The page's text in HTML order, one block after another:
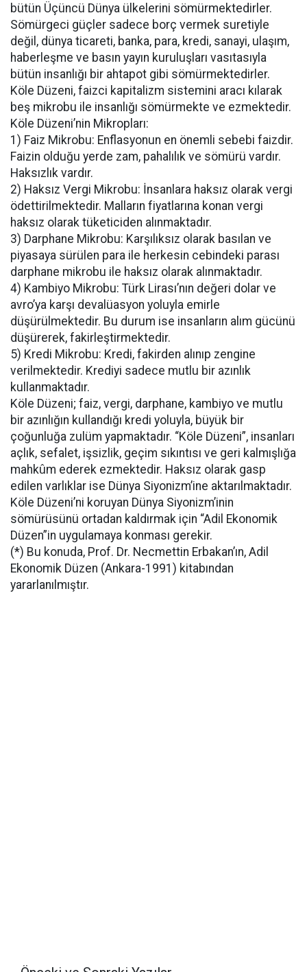
bütün Üçüncü Dünya ülkelerini sömürmektedirler.
Sömürgeci güçler sadece borç vermek suretiyle
değil, dünya ticareti, banka, para, kredi, sanayi, ulaşım,
haberleşme ve basın yayın kuruluşları vasıtasıyla
bütün insanlığı bir ahtapot gibi sömürmektedirler.
Köle Düzeni, faizci kapitalizm sistemini aracı kılarak
beş mikrobu ile insanlığı sömürmekte ve ezmektedir.
Köle Düzeni’nin Mikropları:
1) Faiz Mikrobu: Enflasyonun en önemli sebebi faizdir.
Faizin olduğu yerde zam, pahalılık ve sömürü vardır.
Haksızlık vardır.
2) Haksız Vergi Mikrobu: İnsanlara haksız olarak vergi
ödettirilmektedir. Malların fiyatlarına konan vergi
haksız olarak tüketiciden alınmaktadır.
3) Darphane Mikrobu: Karşılıksız olarak basılan ve
piyasaya sürülen para ile herkesin cebindeki parası
darphane mikrobu ile haksız olarak alınmaktadır.
4) Kambiyo Mikrobu: Türk Lirası’nın değeri dolar ve
avro’ya karşı devalüasyon yoluyla emirle
düşürülmektedir. Bu durum ise insanların alım gücünü
düşürerek, fakirleştirmektedir.
5) Kredi Mikrobu: Kredi, fakirden alınıp zengine
verilmektedir. Krediyi sadece mutlu bir azınlık
kullanmaktadır.
Köle Düzeni; faiz, vergi, darphane, kambiyo ve mutlu
bir azınlığın kullandığı kredi yoluyla, büyük bir
çoğunluğa zulüm yapmaktadır. “Köle Düzeni”, insanları
açlık, sefalet, işsizlik, geçim sıkıntısı ve geri kalmışlığa
mahkûm ederek ezmektedir. Haksız olarak gasp
edilen varlıklar ise Dünya Siyonizm’ine aktarılmaktadır.
Köle Düzeni’ni koruyan Dünya Siyonizm’inin
sömürüsünü ortadan kaldırmak için “Adil Ekonomik
Düzen”in uygulamaya konması gerekir.
(*) Bu konuda, Prof. Dr. Necmettin Erbakan’ın, Adil
Ekonomik Düzen (Ankara-1991) kitabından
yararlanılmıştır.